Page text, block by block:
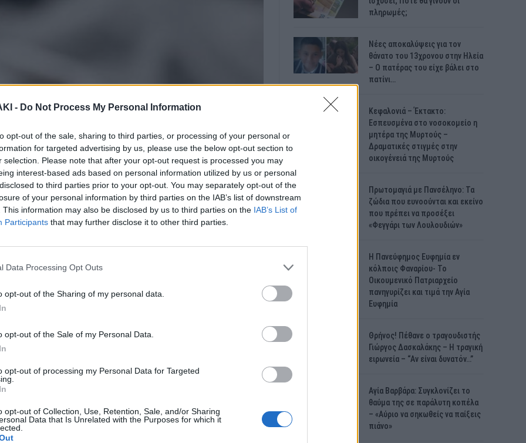
- Do Not Process My Personal Information
opt-out of the sale, sharing to third parties, or processing of your personal or
for targeted advertising by us, please use the below opt-out section to
selection. Please note that after your opt-out request is processed you may
interest-based ads based on personal information utilized by us or personal
to third parties prior to your opt-out. You may separately opt-out of the
of your personal information by third parties on the IAB’s list of downstream
This information may also be disclosed by us to third parties on the IAB’s List of
Participants that may further disclose it to other third parties.
Data Processing Opt Outs
opt-out of the Sharing of my personal data.
opt-out of the Sale of my Personal Data.
opt-out of processing my Personal Data for Targeted
opt-out of Collection, Use, Retention, Sale, and/or Sharing
Data that Is Unrelated with the Purposes for which it
ξενοδόχο, ιδιοκτήτρια του
καθώς η γυναίκα είχε επισκεφθεί
και μόλις τελείωσε την
από το μαγαζί, σκόνταψε
πληρωμές;
Νέες αποκαλύψεις για τον
θάνατο του 13χρονου στην Ηλεία
– Ο πατέρας του είχε βάλει στο
πατίνι…
Κεφαλονιά – Έκτακτο:
Εσπευσμένα στο νοσοκομείο η
μητέρα της Μυρτούς –
Δραματικές στιγμές στην
οικογένειά της Μυρτούς
Πρωτομαγιά με Πανσέληνο: Τα
ζώδια που ευνοούνται και εκείνο
που πρέπει να προσέξει
«Φεγγάρι των Λουλουδιών»
H Πανεύφημος Ευφημία εν
κόλποις Φαναρίου- Το
Οικουμενικό Πατριαρχείο
πανηγυρίζει και τιμά την Αγία
Ευφημία
Θρήνος! Πέθανε ο τραγουδιστής
Γιώργος Δασκαλάκης – Η τραγική
ειρωνεία – “Αν είναι δυνατόν…”
Αγία Βαρβάρα: Συγκλονίζει το
θαύμα της σε παράλυτη κοπέλα
– «Αύριο να σηκωθείς να παίξεις
πιάνο»